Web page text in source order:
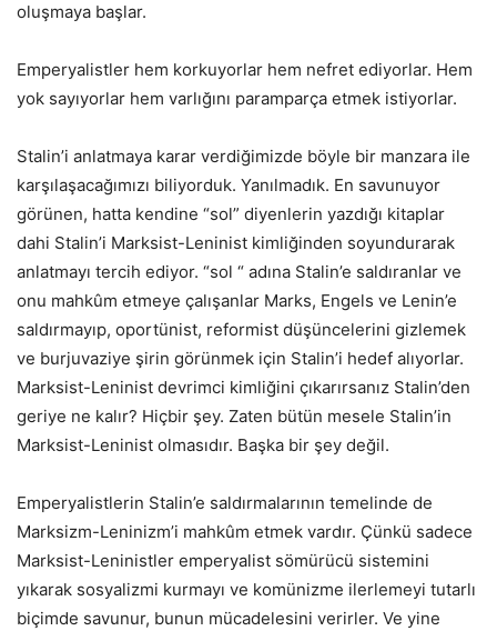
oluşmaya başlar.
Emperyalistler hem korkuyorlar hem nefret ediyorlar. Hem
yok sayıyorlar hem varlığını paramparça etmek istiyorlar.
Stalin’i anlatmaya karar verdiğimizde böyle bir manzara ile
karşılaşacağımızı biliyorduk. Yanılmadık. En savunuyor
görünen, hatta kendine “sol” diyenlerin yazdığı kitaplar
dahi Stalin’i Marksist-Leninist kimliğinden soyundurarak
anlatmayı tercih ediyor. “sol “ adına Stalin’e saldıranlar ve
onu mahkûm etmeye çalışanlar Marks, Engels ve Lenin’e
saldırmayıp, oportünist, reformist düşüncelerini gizlemek
ve burjuvaziye şirin görünmek için Stalin’i hedef alıyorlar.
Marksist-Leninist devrimci kimliğini çıkarırsanız Stalin’den
geriye ne kalır? Hiçbir şey. Zaten bütün mesele Stalin’in
Marksist-Leninist olmasıdır. Başka bir şey değil.
Emperyalistlerin Stalin’e saldırmalarının temelinde de
Marksizm-Leninizm’i mahkûm etmek vardır. Çünkü sadece
Marksist-Leninistler emperyalist sömürücü sistemini
yıkarak sosyalizmi kurmayı ve komünizme ilerlemeyi tutarlı
biçimde savunur, bunun mücadelesini verirler. Ve yine